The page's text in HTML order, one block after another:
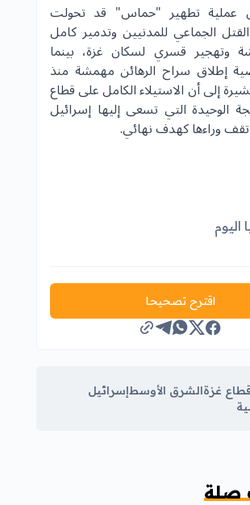
عملية تطهير "حماس" قد تحولت
الجماعي للمدنيين وتدمير كامل
وتهجير قسري لسكان غزة، بينما
إطلاق سراح الرهائن مهمشة منذ
إلى أن الاستيلاء الكامل على قطاع
الوحيدة التي تسعى إليها إسرائيل
تقف وراءها كهدف نهائي.
اليوم
اقترح تصحيحا
غزةالشرق الأوسطإسرائيل
صلة